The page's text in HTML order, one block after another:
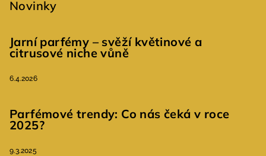
Novinky
Jarní parfémy – svěží květinové a
citrusové niche vůně
6.4.2026
Parfémové trendy: Co nás čeká v roce
2025?
9.3.2025